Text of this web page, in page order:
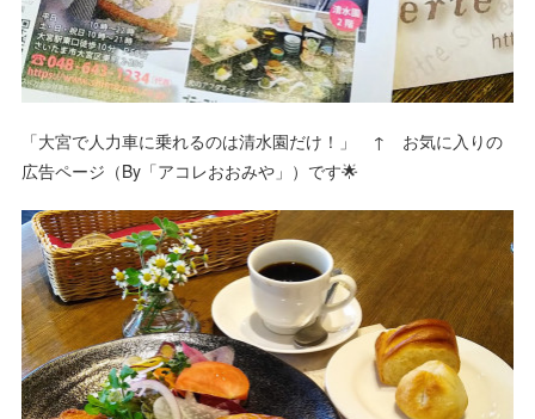
「大宮で人力車に乗れるのは清水園だけ！」 ↑ お気に入りの
広告ページ（By「アコレおおみや」）です🌟